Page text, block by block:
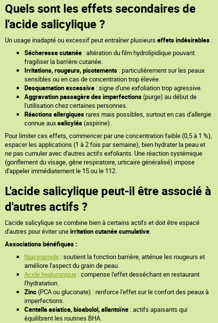
Quels sont les effets secondaires de
l'acide salicylique ?
Un usage inadapté ou excessif peut entraîner plusieurs effets indésirables :
Sécheresse cutanée : altération du film hydrolipidique pouvant
fragiliser la barrière cutanée.
Irritations, rougeurs, picotements : particulièrement sur les peaux
sensibles ou en cas de concentration trop élevée.
Desquamation excessive : signe d'une exfoliation trop agressive.
Aggravation passagère des imperfections(purge) au début de
l'utilisation chez certaines personnes.
Réactions allergiquesrares mais possibles, surtout en cas d'allergie
connue auxsalicylés(aspirine).
Pour limiter ces effets, commencer par une concentration faible (0,5 à 1 %),
espacer les applications (1 à 2 fois par semaine), bien hydrater la peau et
ne pas cumuler avec d'autres actifs exfoliants. Une réaction systémique
(gonflement du visage, gêne respiratoire, urticaire généralisé) impose
d'appeler immédiatement le 15 ou le 112.
L'acide salicylique peut-il être associé à
d'autres actifs ?
L'acide salicylique se combine bien à certains actifs et doit être espacé
d'autres pour éviter uneirritation cutanée cumulative.
Associations bénéfiques :
Niacinamide : soutient la fonction barrière, atténue les rougeurs et
améliore l'aspect du grain de peau.
Acide hyaluronique : compense l'effet desséchant en restaurant
l'hydratation.
Zinc(PCA ou gluconate) : renforce l'effet sur le confort des peaux à
imperfections.
Centella asiatica, bisabolol, allantoïne : actifs apaisants qui
équilibrent les routines BHA.